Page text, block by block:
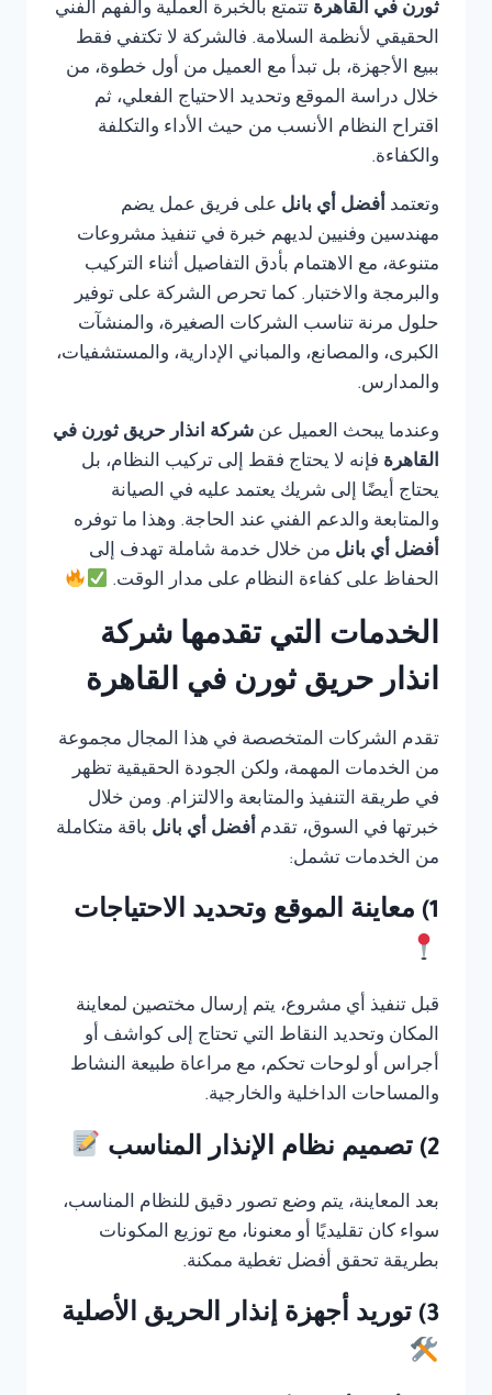
ثورن في القاهرة تتمتع بالخبرة العملية والفهم الفني
الحقيقي لأنظمة السلامة. فالشركة لا تكتفي فقط
ببيع الأجهزة، بل تبدأ مع العميل من أول خطوة، من
خلال دراسة الموقع وتحديد الاحتياج الفعلي، ثم
اقتراح النظام الأنسب من حيث الأداء والتكلفة
والكفاءة.
وتعتمد أفضل أي بانل على فريق عمل يضم
مهندسين وفنيين لديهم خبرة في تنفيذ مشروعات
متنوعة، مع الاهتمام بأدق التفاصيل أثناء التركيب
والبرمجة والاختبار. كما تحرص الشركة على توفير
حلول مرنة تناسب الشركات الصغيرة، والمنشآت
الكبرى، والمصانع، والمباني الإدارية، والمستشفيات،
والمدارس.
وعندما يبحث العميل عن شركة انذار حريق ثورن في
القاهرة فإنه لا يحتاج فقط إلى تركيب النظام، بل
يحتاج أيضًا إلى شريك يعتمد عليه في الصيانة
والمتابعة والدعم الفني عند الحاجة. وهذا ما توفره
أفضل أي بانل من خلال خدمة شاملة تهدف إلى
الحفاظ على كفاءة النظام على مدار الوقت.
الخدمات التي تقدمها شركة
انذار حريق ثورن في القاهرة
تقدم الشركات المتخصصة في هذا المجال مجموعة
من الخدمات المهمة، ولكن الجودة الحقيقية تظهر
في طريقة التنفيذ والمتابعة والالتزام. ومن خلال
خبرتها في السوق، تقدم أفضل أي بانل باقة متكاملة
من الخدمات تشمل:
1) معاينة الموقع وتحديد الاحتياجات
قبل تنفيذ أي مشروع، يتم إرسال مختصين لمعاينة
المكان وتحديد النقاط التي تحتاج إلى كواشف أو
أجراس أو لوحات تحكم، مع مراعاة طبيعة النشاط
والمساحات الداخلية والخارجية.
2) تصميم نظام الإنذار المناسب
بعد المعاينة، يتم وضع تصور دقيق للنظام المناسب،
سواء كان تقليديًا أو معنونا، مع توزيع المكونات
بطريقة تحقق أفضل تغطية ممكنة.
3) توريد أجهزة إنذار الحريق الأصلية